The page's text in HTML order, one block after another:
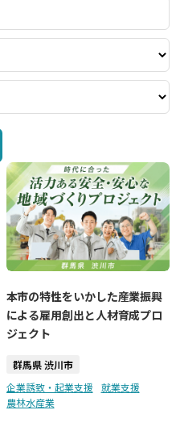
本市の特性をいかした産業振興
による雇用創出と人材育成プロ
ジェクト
群馬県 渋川市
企業誘致・起業支援
就業支援
農林水産業